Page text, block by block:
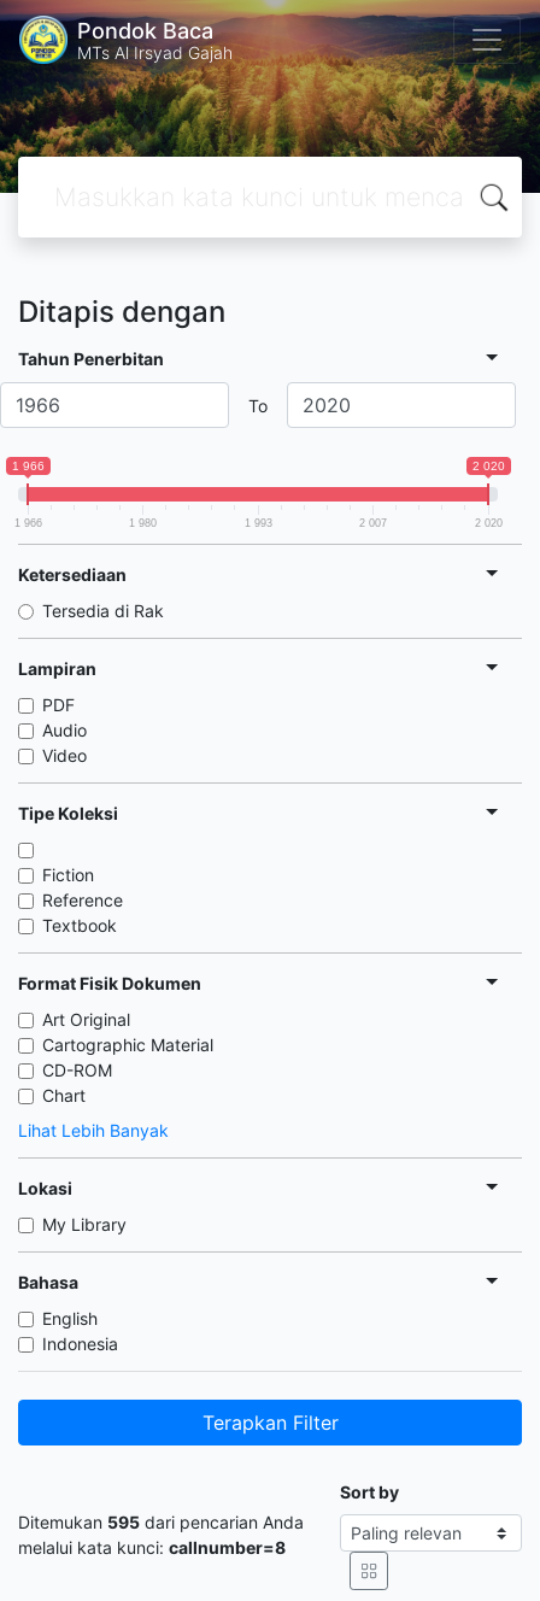
Pondok Baca
MTs Al Irsyad Gajah
Ditapis dengan
Tahun Penerbitan
To
1 966 2 020
1 966 1 980 1 993 2 007 2 020
Ketersediaan
Tersedia di Rak
Lampiran
PDF
Audio
Video
Tipe Koleksi
Fiction
Reference
Textbook
Format Fisik Dokumen
Art Original
Cartographic Material
CD-ROM
Chart
Lihat Lebih Banyak
Lokasi
My Library
Bahasa
English
Indonesia
Terapkan Filter
Ditemukan 595 dari pencarian Anda
melalui kata kunci: callnumber=8
Sort by